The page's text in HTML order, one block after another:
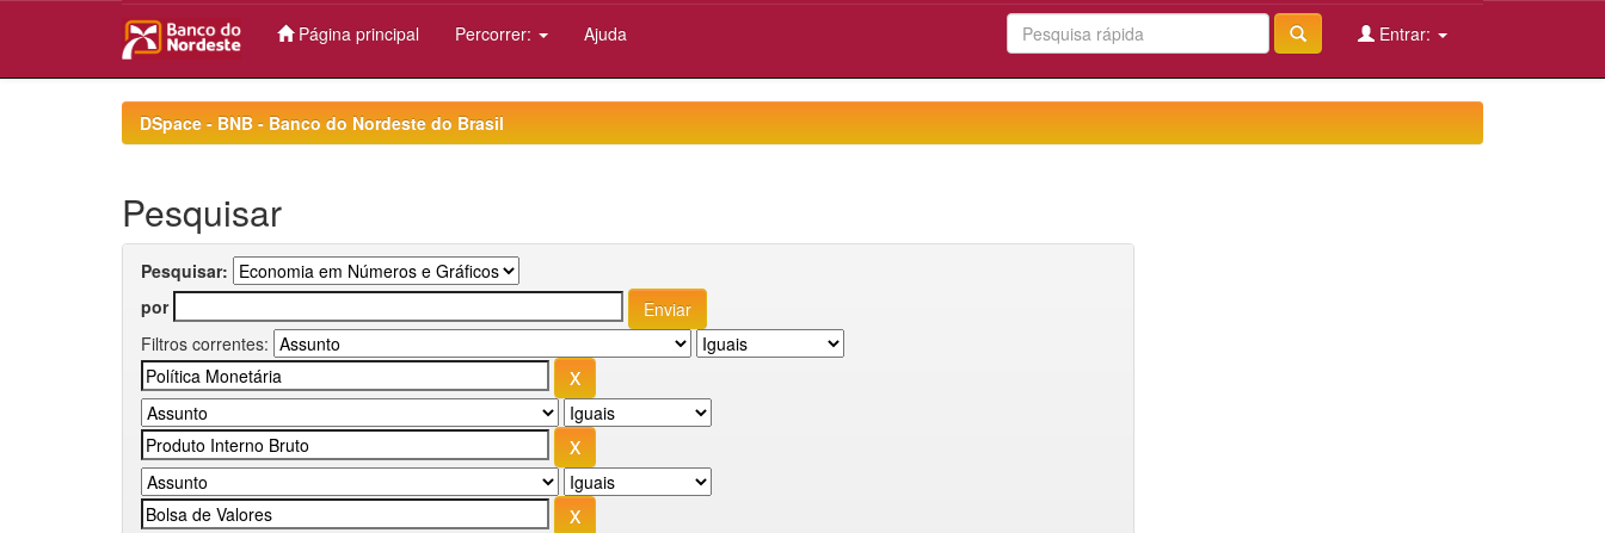
Página principal Percorrer: Ajuda Entrar:
DSpace - BNB - Banco do Nordeste do Brasil
Pesquisar
Pesquisar:
por
Filtros correntes: